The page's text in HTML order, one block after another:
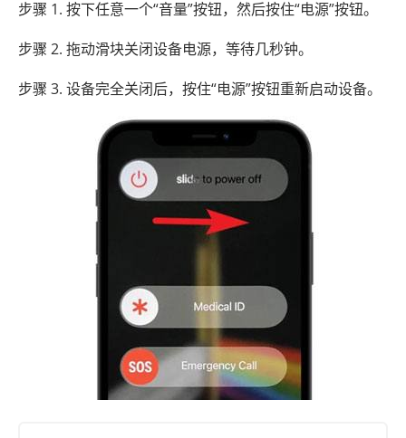
步骤 1. 按下任意一个“音量”按钮，然后按住“电源”按钮。
步骤 2. 拖动滑块关闭设备电源，等待几秒钟。
步骤 3. 设备完全关闭后，按住“电源”按钮重新启动设备。